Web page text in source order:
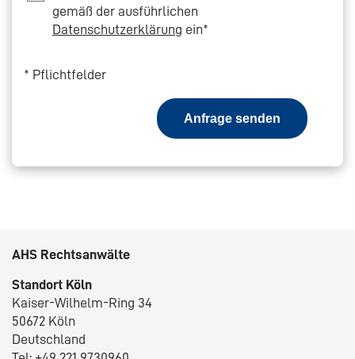
gemäß der ausführlichen
Datenschutzerklärung ein*
* Pflichtfelder
Anfrage senden
AHS Rechtsanwälte
Standort Köln
Kaiser-Wilhelm-Ring 34
50672 Köln
Deutschland